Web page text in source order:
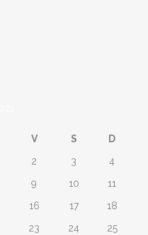
V S
D
2 3
4
9 10
11
16 17
18
23 24 25